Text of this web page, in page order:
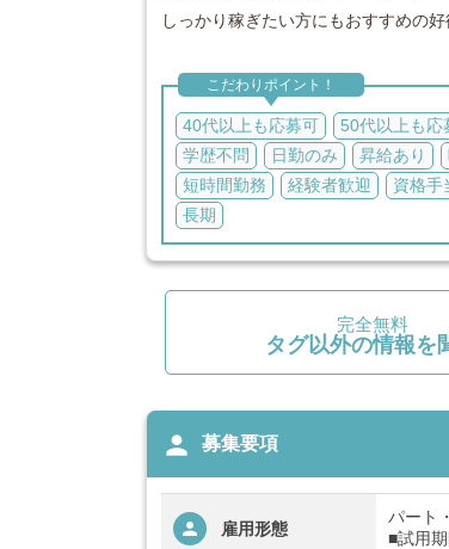
しっかり稼ぎたい方にもおすすめの好
こだわりポイント！
40代以上も応募可 50代以上も応
学歴不問
日勤のみ 昇給あり
短時間勤務
経験者歓迎 資格手
長期
完全無料
タグ以外の情報を
person 募集要項
雇用形態
パート
■試用